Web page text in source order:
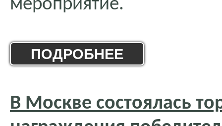
мероприятие.
ПОДРОБНЕЕ
В Москве состоялась